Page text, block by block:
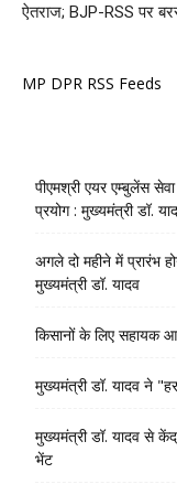
ऐतराज; BJP-RSS पर
MP DPR RSS Feeds
पीएमश्री एयर एम्बुलेंस
प्रयोग : मुख्यमंत्री डॉ.
अगले दो महीने में प्रारंभ
मुख्यमंत्री डॉ. यादव
किसानों के लिए सहायक
मुख्यमंत्री डॉ. यादव ने
मुख्यमंत्री डॉ. यादव से
भेंट